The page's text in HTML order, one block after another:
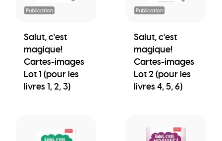
Publication
Salut, c'est
magique!
Cartes-images
Lot 1 (pour les
livres 1, 2, 3)
Publication
Salut, c'est
magique!
Cartes-images
Lot 2 (pour les
livres 4, 5, 6)